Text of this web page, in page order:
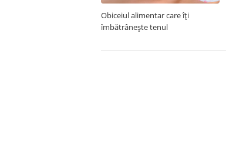
Obiceiul alimentar care îți
îmbătrânește tenul